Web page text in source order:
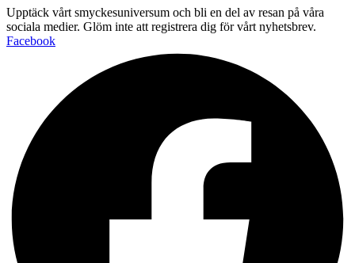
Upptäck vårt smyckesuniversum och bli en del av resan på våra
sociala medier. Glöm inte att registrera dig för vårt nyhetsbrev.
Facebook